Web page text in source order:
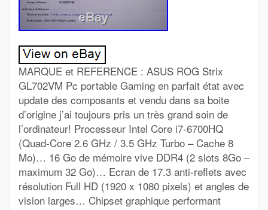
MARQUE et REFERENCE : ASUS ROG Strix
GL702VM Pc portable Gaming en parfait état avec
update des composants et vendu dans sa boite
d’origine j’ai toujours pris un très grand soin de
l’ordinateur! Processeur Intel Core i7-6700HQ
(Quad-Core 2.6 GHz / 3.5 GHz Turbo – Cache 8
Mo)… 16 Go de mémoire vive DDR4 (2 slots 8Go –
maximum 32 Go)… Ecran de 17.3 anti-reflets avec
résolution Full HD (1920 x 1080 pixels) et angles de
vision larges… Chipset graphique performant